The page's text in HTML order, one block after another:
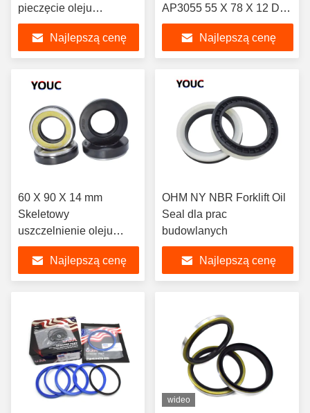
pieczęcie oleju
wysokiego ciśnienia
hydrauliczne pompy
pieczęcie oleju
Najlepszą cenę
AP3055 55 X 78 X 12 Do
koparki
Najlepszą cenę
60 X 90 X 14 mm
Skeletowy
uszczelnienie oleju
AP3461 FKM NBR
Uszczelnienie oleju dla
części zamiennych
Najlepszą cenę
OHM NY NBR Forklift Oil
Seal dla prac
budowlanych
Najlepszą cenę
wideo